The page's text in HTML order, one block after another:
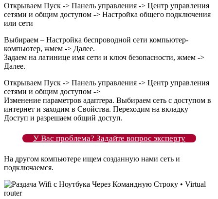
Открываем Пуск -> Панель управления -> Центр управления
сетями и общим доступом -> Настройка общего подключения
или сети
Выбираем – Настройка беспроводной сети компьютер-
компьютер, жмем -> Далее.
Задаем на латинице имя сети и ключ безопасности, жмем ->
Далее.
Открываем Пуск -> Панель управления -> Центр управления
сетями и общим доступом ->
Изменение параметров адаптера. Выбираем сеть с доступом в
интернет и заходим в Свойства. Переходим на вкладку
Доступ и разрешаем общий доступ.
У Вас проблема? Задайте вопрос эксперту
На другом компьютере ищем созданную нами сеть и
подключаемся.